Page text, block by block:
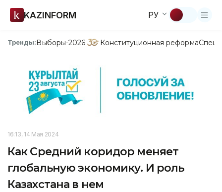
KAZINFORM РУ
Тренды:Выборы-2026 Конституционная реформа
16:13, 14 Мая 2024
Как Средний коридор меняет
глобальную экономику. И роль
Казахстана в нем